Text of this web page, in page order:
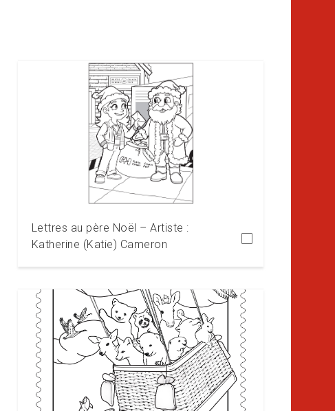
Télécharger
Lettres au père Noël – Artiste :
Katherine (Katie) Cameron
Télécharger